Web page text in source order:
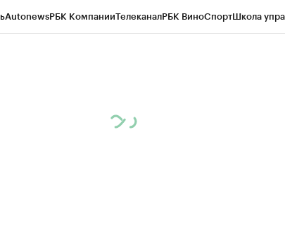
AutonewsРБК КомпанииТелеканалРБК ВиноСпортШкола